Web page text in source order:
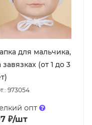
для мальчика,
завязках (от 1 до 3
973054
опт
₽/шт